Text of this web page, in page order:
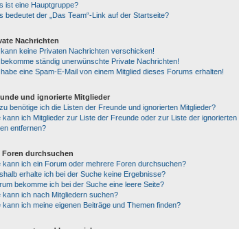
ist eine Hauptgruppe?
bedeutet der „Das Team“-Link auf der Startseite?
Nachrichten
keine Privaten Nachrichten verschicken!
ständig unerwünschte Private Nachrichten!
eine Spam-E-Mail von einem Mitglied dieses Forums erhalten!
und ignorierte Mitglieder
benötige ich die Listen der Freunde und ignorierten Mitglieder?
kann ich Mitglieder zur Liste der Freunde oder zur Liste der
entfernen?
Foren durchsuchen
kann ich ein Forum oder mehrere Foren durchsuchen?
erhalte ich bei der Suche keine Ergebnisse?
bekomme ich bei der Suche eine leere Seite?
kann ich nach Mitgliedern suchen?
kann ich meine eigenen Beiträge und Themen finden?